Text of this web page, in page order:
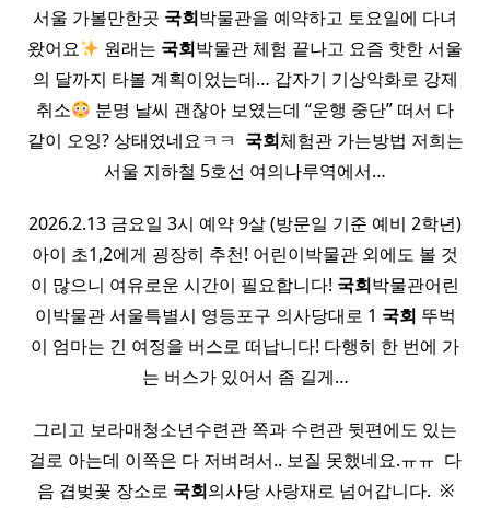
서울 가볼만한곳 국회박물관을 예약하고 토요일에 다녀
왔어요
원래는 국회박물관 체험 끝나고 요즘 핫한 서울
의 달까지 타볼 계획이었는데… 갑자기 기상악화로 강제
취소
분명 날씨 괜찮아 보였는데 “운행 중단” 떠서 다
같이 오잉? 상태였네요ㅋㅋ ​ 국회체험관 가는방법 저희는
서울 지하철 5호선 여의나루역에서…
2026.2.13 금요일 3시 예약 9살 (방문일 기준 예비 2학년)
아이 초1,2에게 굉장히 추천! 어린이박물관 외에도 볼 것
이 많으니 여유로운 시간이 필요합니다! 국회박물관어린
이박물관 서울특별시 영등포구 의사당대로 1 국회 뚜벅
이 엄마는 긴 여정을 버스로 떠납니다! 다행히 한 번에 가
는 버스가 있어서 좀 길게…
그리고 보라매청소년수련관 쪽과 수련관 뒷편에도 있는
걸로 아는데 이쪽은 다 저벼려서.. 보질 못했네요.ㅠㅠ ​ 다
음 겹벚꽃 장소로 국회의사당 사랑재로 넘어갑니다. ​ ※